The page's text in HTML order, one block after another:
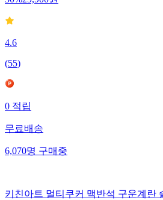
4.6
(55)
0 적립
무료배송
6,070명 구매중
키친아트 멀티쿠커 맥반석 구운계란